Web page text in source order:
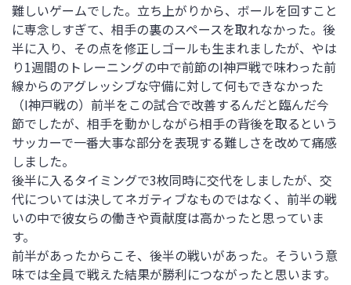
難しいゲームでした。立ち上がりから、ボールを回すこと
に専念しすぎて、相手の裏のスペースを取れなかった。後
半に入り、その点を修正しゴールも生まれましたが、やは
り1週間のトレーニングの中で前節のI神戸戦で味わった前
線からのアグレッシブな守備に対して何もできなかった
（I神戸戦の）前半をこの試合で改善するんだと臨んだ今
節でしたが、相手を動かしながら相手の背後を取るという
サッカーで一番大事な部分を表現する難しさを改めて痛感
しました。
後半に入るタイミングで3枚同時に交代をしましたが、交
代については決してネガティブなものではなく、前半の戦
いの中で彼女らの働きや貢献度は高かったと思っていま
す。
前半があったからこそ、後半の戦いがあった。そういう意
味では全員で戦えた結果が勝利につながったと思います。